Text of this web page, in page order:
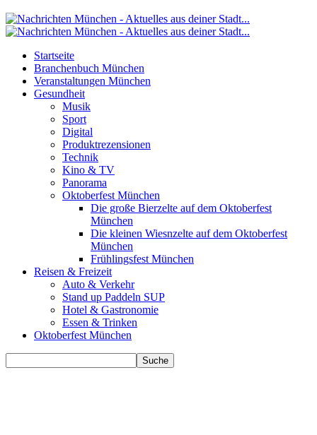
Startseite
Branchenbuch München
Veranstaltungen München
Gesundheit
Musik
Sport
Digital
Produktrezensionen
Technik
Kino & TV
Panorama
Oktoberfest München
Die große Bierzelte auf dem Oktoberfest
München
Die kleinen Wiesnzelte auf dem Oktoberfest
München
Frühlingsfest München
Reisen & Freizeit
Auto & Verkehr
Stand up Paddeln SUP
Hotel & Gastronomie
Essen & Trinken
Oktoberfest München